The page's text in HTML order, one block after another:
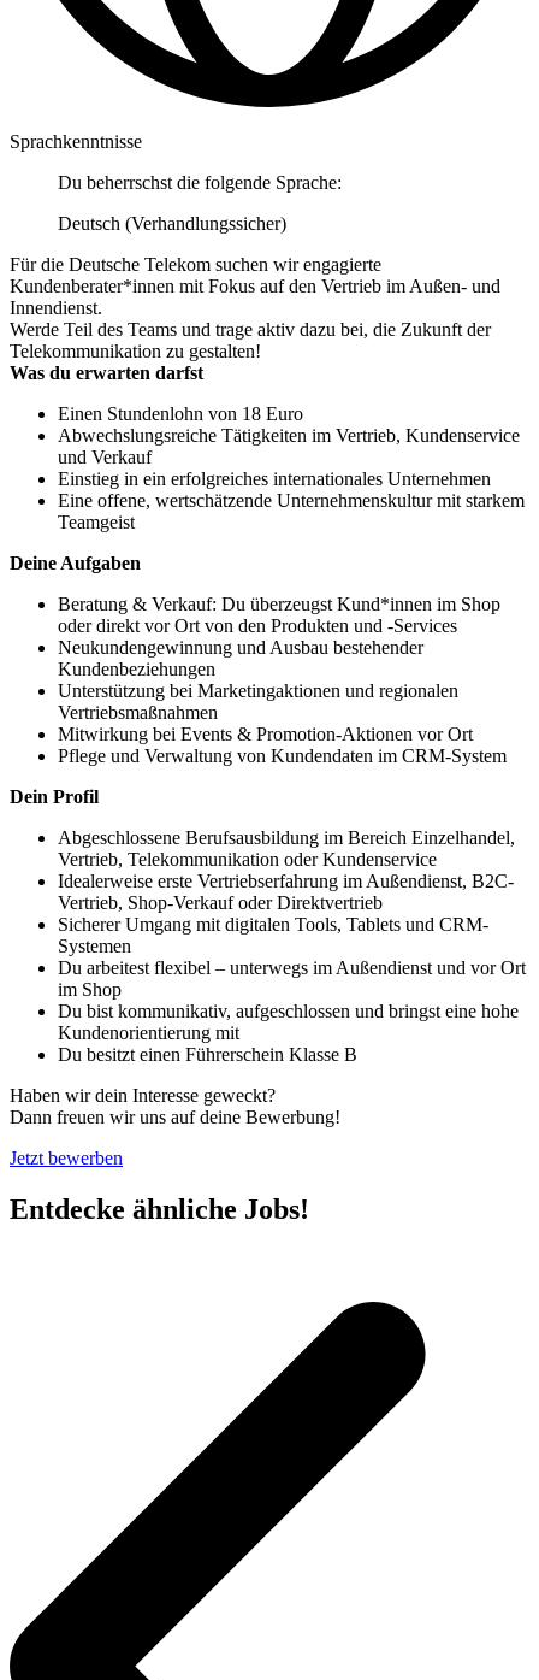
Sprachkenntnisse
Du beherrschst die folgende Sprache:
Deutsch (Verhandlungssicher)
Für die Deutsche Telekom suchen wir engagierte
Kundenberater*innen mit Fokus auf den Vertrieb im Außen- und
Innendienst.
Werde Teil des Teams und trage aktiv dazu bei, die Zukunft der
Telekommunikation zu gestalten!
Was du erwarten darfst
Einen Stundenlohn von 18 Euro
Abwechslungsreiche Tätigkeiten im Vertrieb, Kundenservice
und Verkauf
Einstieg in ein erfolgreiches internationales Unternehmen
Eine offene, wertschätzende Unternehmenskultur mit starkem
Teamgeist
Deine Aufgaben
Beratung & Verkauf: Du überzeugst Kund*innen im Shop
oder direkt vor Ort von den Produkten und -Services
Neukundengewinnung und Ausbau bestehender
Kundenbeziehungen
Unterstützung bei Marketingaktionen und regionalen
Vertriebsmaßnahmen
Mitwirkung bei Events & Promotion-Aktionen vor Ort
Pflege und Verwaltung von Kundendaten im CRM-System
Dein Profil
Abgeschlossene Berufsausbildung im Bereich Einzelhandel,
Vertrieb, Telekommunikation oder Kundenservice
Idealerweise erste Vertriebserfahrung im Außendienst, B2C-
Vertrieb, Shop-Verkauf oder Direktvertrieb
Sicherer Umgang mit digitalen Tools, Tablets und CRM-
Systemen
Du arbeitest flexibel – unterwegs im Außendienst und vor Ort
im Shop
Du bist kommunikativ, aufgeschlossen und bringst eine hohe
Kundenorientierung mit
Du besitzt einen Führerschein Klasse B
Haben wir dein Interesse geweckt?
Dann freuen wir uns auf deine Bewerbung!
Jetzt bewerben
Entdecke ähnliche Jobs!